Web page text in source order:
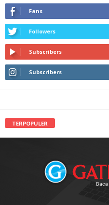
Fans
Followers
Subscribers
Subscribers